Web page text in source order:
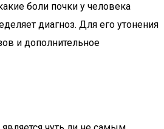
боли почки у человека
диагноз. Для его утонения
и дополнительное